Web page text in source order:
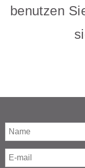
benutzen